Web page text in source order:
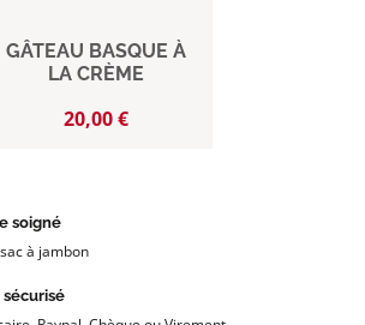
GÂTEAU BASQUE À
LA CRÈME
Prix
20,00 €
soigné
à jambon
sécurisé